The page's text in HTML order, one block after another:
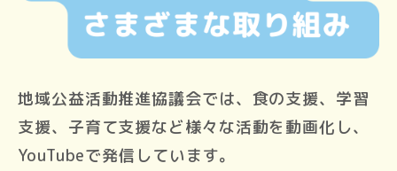
地域公益活動推進協議会では、食の支援、学習
支援、子育て支援など様々な活動を動画化し、
YouTubeで発信しています。